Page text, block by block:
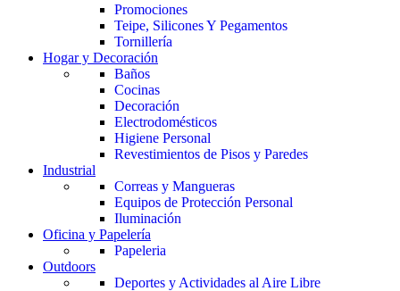
Promociones
Teipe, Silicones Y Pegamentos
Tornillería
Hogar y Decoración
Baños
Cocinas
Decoración
Electrodomésticos
Higiene Personal
Revestimientos de Pisos y Paredes
Industrial
Correas y Mangueras
Equipos de Protección Personal
Iluminación
Oficina y Papelería
Papeleria
Outdoors
Deportes y Actividades al Aire Libre